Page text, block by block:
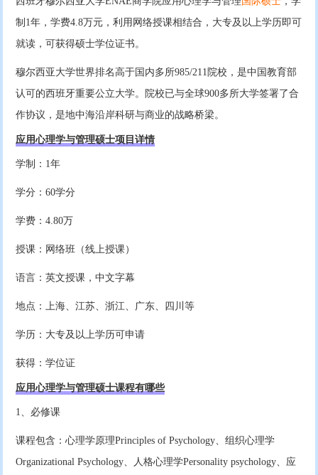
制1年，学费4.8万元，利用网络授课相结合，大专及以上学历即可
就读，可获得硕士学位证书。
穆尔西亚大学世界排名高于国内多所985/211院校，是中国教育部
认可的西班牙重要公立大学。院校已与全球900多所大学签署了合
作协议，是地中海沿岸科研与商业的战略桥梁。
应用心理学与管理硕士项目详情
学制：1年
学分：60学分
学费：4.80万
授课：网络班（线上授课）
语言：英文授课，中文字幕
地点：上海、江苏、浙江、广东、四川等
学历：大专及以上学历可申请
获得：学位证
应用心理学与管理硕士课程有哪些
1、必修课
课程包含：心理学原理Principles of Psychology、组织心理学
Organizational Psychology、人格心理学Personality psychology、应